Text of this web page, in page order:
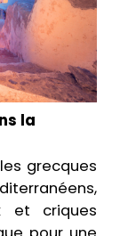
la
grecques
et criques